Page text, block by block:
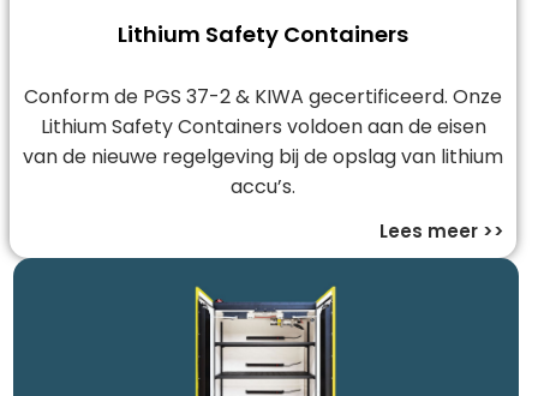
Lithium Safety Containers
Conform de PGS 37-2 & KIWA gecertificeerd. Onze
Lithium Safety Containers voldoen aan de eisen
van de nieuwe regelgeving bij de opslag van lithium
accu’s.
Lees meer >>